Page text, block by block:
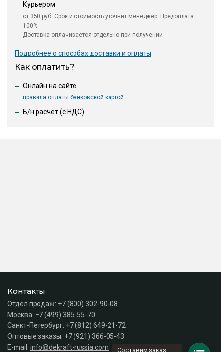
Курьером
от 350 руб. Срок и стоимость уточнит менеджер. Предоплата
100%
Доставка оплачивается отдельно при получении
Подробнее о способах доставки и оплаты
Как оплатить?
Онлайн на сайте
правила оплаты банковской картой
Б/н расчет (c НДС)
Контакты
Отдел продаж: +7 (800) 302-90-08
Москва: +7 (499) 385-55-70
Санкт-Петербург: +7 (812) 649-21-72
Оптовые заказы: +7 (921) 366-05-43
E-mail: info@dekraft-russia.com Составим заказ